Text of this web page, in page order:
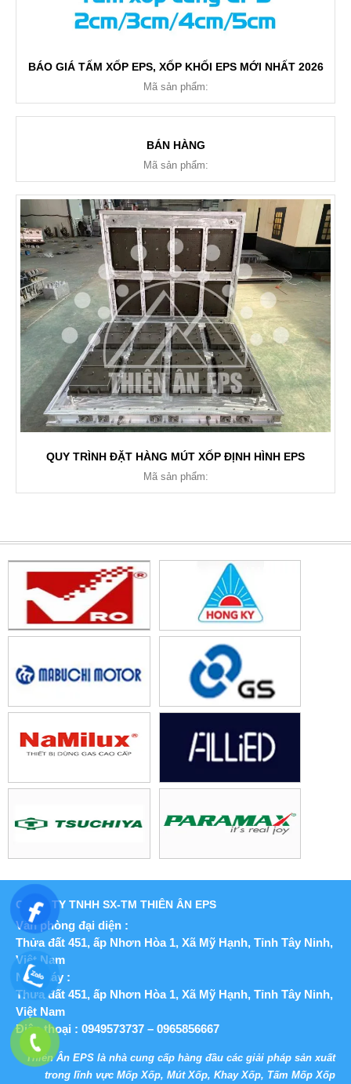
BÁO GIÁ TẤM XỐP EPS, XỐP KHỐI EPS MỚI NHẤT 2026
Mã sản phẩm:
BÁN HÀNG
Mã sản phẩm:
QUY TRÌNH ĐẶT HÀNG MÚT XỐP ĐỊNH HÌNH EPS
Mã sản phẩm:
CÔNG TY TNHH SX-TM THIÊN ÂN EPS
Văn phòng đại diện :
Thửa đất 451, ấp Nhơn Hòa 1, Xã Mỹ Hạnh, Tỉnh Tây Ninh,
Việt Nam
Nhà máy :
Thửa đất 451, ấp Nhơn Hòa 1, Xã Mỹ Hạnh, Tỉnh Tây Ninh,
Việt Nam
Điện thoại : 0949573737 – 0965856667
Thiên Ân EPS là nhà cung cấp hàng đầu các giải pháp sản xuất
trong lĩnh vực Mốp Xốp, Mút Xốp, Khay Xốp, Tấm Mốp Xốp